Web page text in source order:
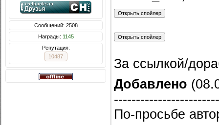
Сообщений: 2508
Награды: 1145
Репутация:
10487
За ссылкой/
Добавлено
По-просьбе